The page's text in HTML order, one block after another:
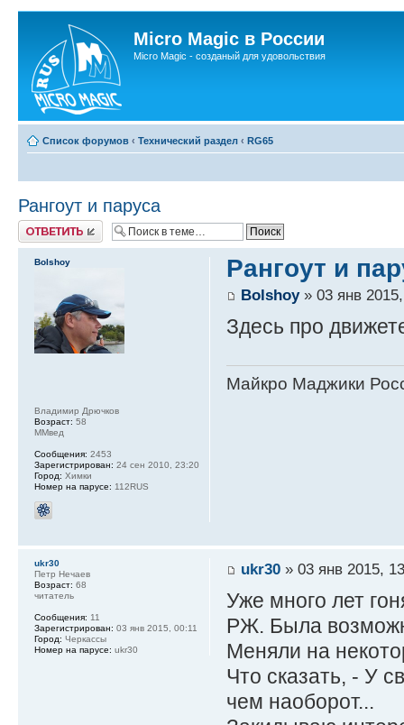
Micro Magic в России
Micro Magic - созданый для удовольствия
Список форумов ‹ Технический раздел ‹ RG65
Рангоут и паруса
Ответить
Рангоут и
Bolshoy» 03 янв
Здесь про
Майкро Маджики
Bolshoy
Владимир Дрючков
Возраст: 58
ММвед
Сообщения: 2453
Зарегистрирован: 24 сен 2010, 23:20
Город: Химки
Номер на парусе: 112RUS
ukr30» 03 янв 2015,
Уже много лет
РЖ. Была
Меняли на
Что сказать, - У
чем наоборот...
ukr30
Петр Нечаев
Возраст: 68
читатель
Сообщения: 11
Зарегистрирован: 03 янв 2015, 00:11
Город: Черкассы
Номер на парусе: ukr30